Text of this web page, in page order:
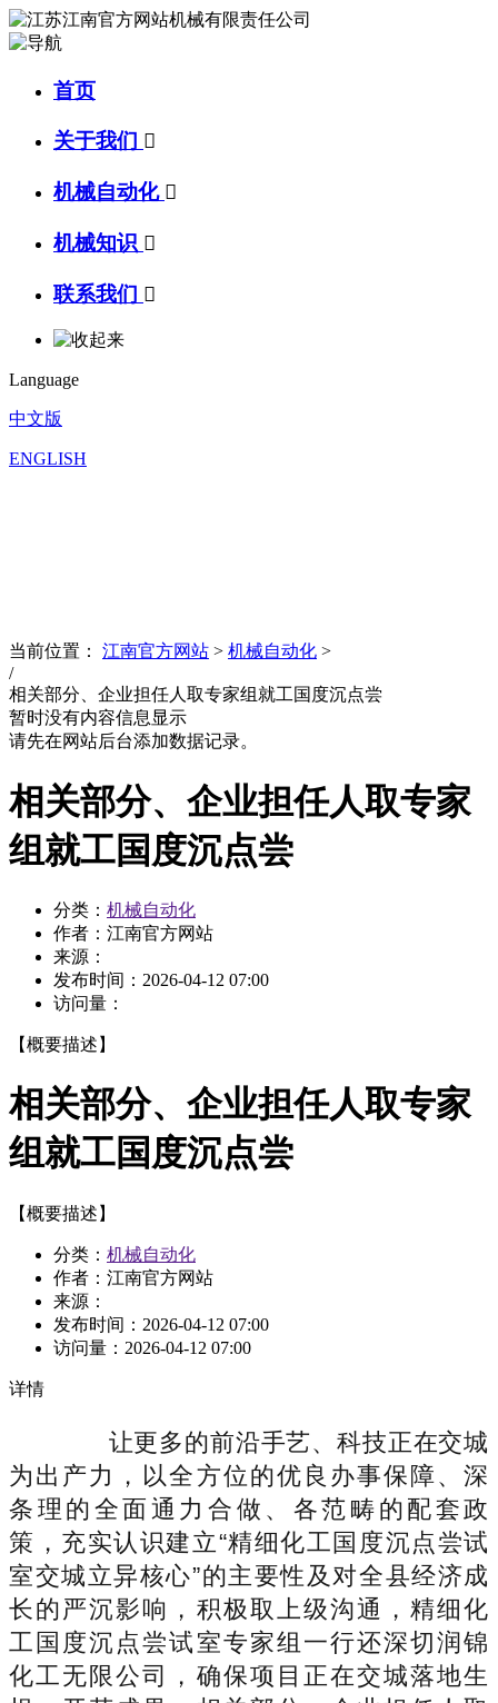
首页
关于我们 
机械自动化 
机械知识 
联系我们 
Language
中文版
ENGLISH
当前位置： 江南官方网站 > 机械自动化 >
/
相关部分、企业担任人取专家组就工国度沉点尝
暂时没有内容信息显示
请先在网站后台添加数据记录。
相关部分、企业担任人取专家
组就工国度沉点尝
分类： 机械自动化
作者：江南官方网站
来源：
发布时间： 2026-04-12 07:00
访问量：
【概要描述】
相关部分、企业担任人取专家
组就工国度沉点尝
【概要描述】
分类： 机械自动化
作者：江南官方网站
来源：
发布时间： 2026-04-12 07:00
访问量： 2026-04-12 07:00
详情
让更多的前沿手艺、科技正在交城
为出产力，以全方位的优良办事保障、深
条理的全面通力合做、各范畴的配套政
策，充实认识建立“精细化工国度沉点尝试
室交城立异核心”的主要性及对全县经济成
长的严沉影响，积极取上级沟通，精细化
工国度沉点尝试室专家组一行还深切润锦
化工无限公司，确保项目正在交城落地生